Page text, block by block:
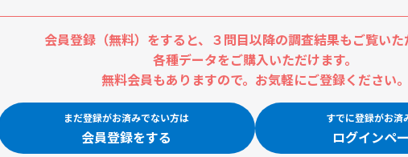
会員登録（無料）をすると、３問目以降の調査結果もご覧いた
各種データをご購入いただけます。
無料会員もありますので。お気軽にご登録ください。
まだ登録がお済みでない方は
会員登録をする
すでに登録がお済
ログインペ